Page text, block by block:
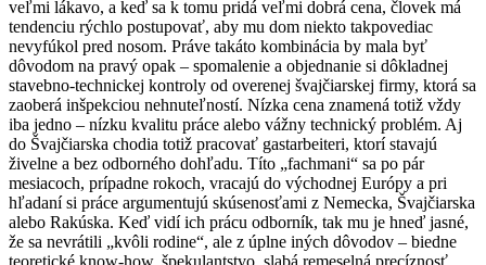
veľmi lákavo, a keď sa k tomu pridá veľmi dobrá cena, človek má
tendenciu rýchlo postupovať, aby mu dom niekto takpovediac
nevyfúkol pred nosom. Práve takáto kombinácia by mala byť
dôvodom na pravý opak – spomalenie a objednanie si dôkladnej
stavebno-technickej kontroly od overenej švajčiarskej firmy, ktorá sa
zaoberá inšpekciou nehnuteľností. Nízka cena znamená totiž vždy
iba jedno – nízku kvalitu práce alebo vážny technický problém. Aj
do Švajčiarska chodia totiž pracovať gastarbeiteri, ktorí stavajú
živelne a bez odborného dohľadu. Títo „fachmani“ sa po pár
mesiacoch, prípadne rokoch, vracajú do východnej Európy a pri
hľadaní si práce argumentujú skúsenosťami z Nemecka, Švajčiarska
alebo Rakúska. Keď vidí ich prácu odborník, tak mu je hneď jasné,
že sa nevrátili „kvôli rodine“, ale z úplne iných dôvodov – biedne
teoretické know-how, špekulantstvo, slabá remeselná precíznosť.